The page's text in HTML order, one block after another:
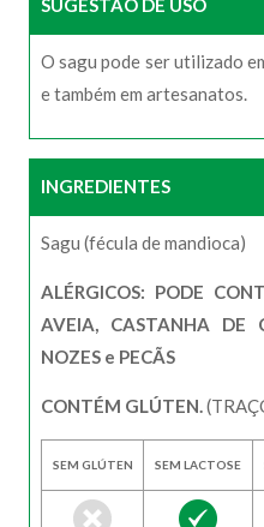
O sagu pode ser utilizado
e também em artesanatos.
INGREDIENTES
Sagu (fécula de mandioca)
ALÉRGICOS: PODE
AVEIA, CASTANHA DE
NOZES e PECÃS
CONTÉM GLÚTEN.
SEM GLÚTEN SEM LACTOSE